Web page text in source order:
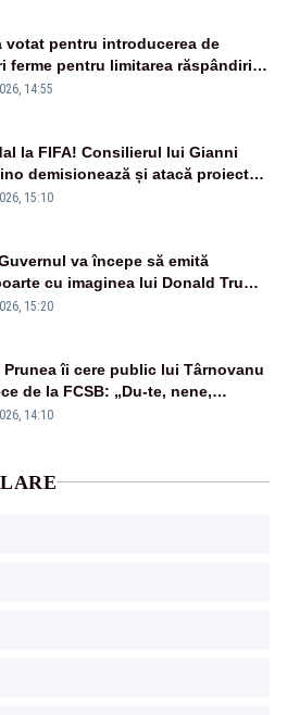
votat pentru introducerea de
ferme pentru limitarea răspândirii
pestei porcine africane
14:55
la FIFA! Consilierul lui Gianni
demisionează și atacă proiectul
investitorii străini
15:10
va începe să emită
cu imaginea lui Donald Trump
cu 8 august
15:20
Prunea îi cere public lui Târnovanu
de la FCSB: „Du-te, nene,
te!”
14:10